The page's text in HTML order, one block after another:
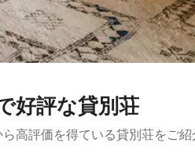
好評な貸別荘
高評価を得ている貸別荘をご